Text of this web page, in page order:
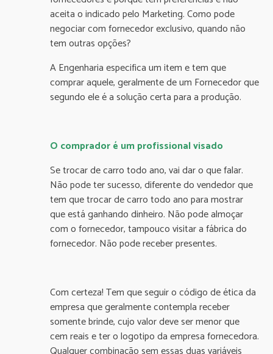
aceita o indicado pelo Marketing. Como pode
negociar com fornecedor exclusivo, quando não
tem outras opções?
A Engenharia especifica um item e tem que
comprar aquele, geralmente de um Fornecedor que
segundo ele é a solução certa para a produção.
O comprador é um profissional visado
Se trocar de carro todo ano, vai dar o que falar.
Não pode ter sucesso, diferente do vendedor que
tem que trocar de carro todo ano para mostrar
que está ganhando dinheiro. Não pode almoçar
com o fornecedor, tampouco visitar a fábrica do
fornecedor. Não pode receber presentes.
Com certeza! Tem que seguir o código de ética da
empresa que geralmente contempla receber
somente brinde, cujo valor deve ser menor que
cem reais e ter o logotipo da empresa fornecedora.